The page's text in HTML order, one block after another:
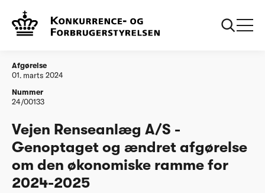
Vandtilsyn
afgørelse om den økonomiske ramme for 2024-
2025
Afgørelse
01. marts 2024
Nummer
24/00133
Vejen Renseanlæg A/S -
Genoptaget og ændret afgørelse
om den økonomiske ramme for
2024-2025